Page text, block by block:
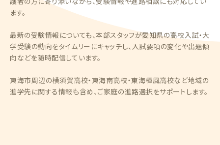
ます。
最新の受験情報についても、本部スタッフが愛知県の高校入試・大
学受験の動向をタイムリーにキャッチし、入試要項の変化や出題傾
向などを随時配信しています。
東海市周辺の横須賀高校・東海南高校・東海樟風高校など地域の
進学先に関する情報も含め、ご家庭の進路選択をサポートします。